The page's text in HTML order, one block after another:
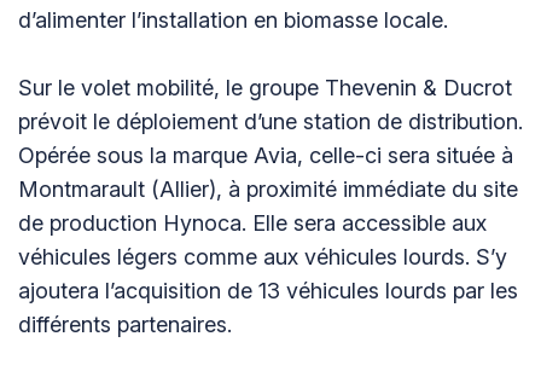
d’alimenter l’installation en biomasse locale.
Sur le volet mobilité, le groupe Thevenin & Ducrot
prévoit le déploiement d’une station de distribution.
Opérée sous la marque Avia, celle-ci sera située à
Montmarault (Allier), à proximité immédiate du site
de production Hynoca. Elle sera accessible aux
véhicules légers comme aux véhicules lourds. S’y
ajoutera l’acquisition de 13 véhicules lourds par les
différents partenaires.